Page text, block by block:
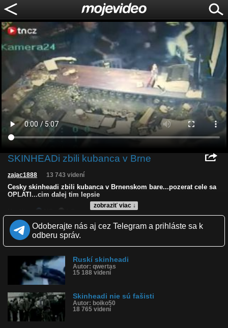
SKINHEADi zbili kubanca v Brne
zobraziť viac ↓
zajac1888 13 743 videní
Cesky skinheadi zbili kubanca v Brnenskom bare...pozerat cele sa
OPLATI...cim dalej tim lepsie
Zverejnené: 6.9.2012 22:02
Páči sa: 64% (14 hlasov)
Obľúbené: 4
Kategória: šokujúce
Tagy: skinheadi, zbili, kubanca, brne, cesko, rasizmus, bitka, hitler,
cigan, rom
História sledovanosti videa:
Odoberajte nás aj cez Telegram a prihláste sa k
odberu správ.
Ruskí skinheadi
Autor: qwertas
15 188 videní
Skinheadi nie sú fašisti
Autor: boiko50
18 765 videní